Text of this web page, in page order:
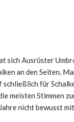
sich Ausrüster
an den Seiten.
schließlich für
meisten Stimmen
nicht bewusst